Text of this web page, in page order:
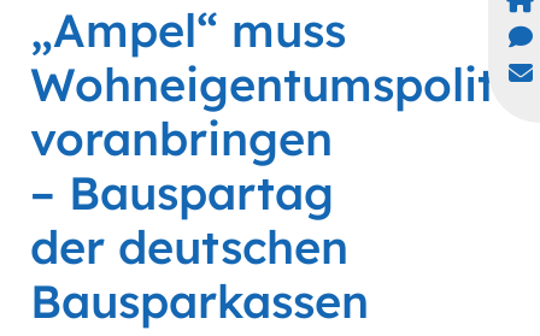
„Ampel“ muss
Wohneigentumspolitik
voranbringen
– Bauspartag
der deutschen
Bausparkassen